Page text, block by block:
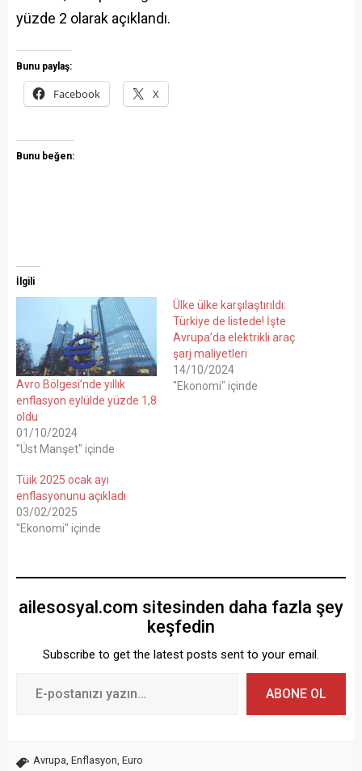
yüzde 2 olarak açıklandı.
Bunu paylaş:
Facebook X
Bunu beğen:
İlgili
Avro Bölgesi’nde yıllık
enflasyon eylülde yüzde 1,8
oldu
01/10/2024
"Üst Manşet" içinde
Ülke ülke karşılaştırıldı:
Türkiye de listede! İşte
Avrupa’da elektrikli araç
şarj maliyetleri
14/10/2024
"Ekonomi" içinde
Tüik 2025 ocak ayı
enflasyonunu açıkladı
03/02/2025
"Ekonomi" içinde
ailesosyal.com sitesinden daha fazla şey
keşfedin
Subscribe to get the latest posts sent to your email.
ABONE OL
Avrupa, Enflasyon, Euro